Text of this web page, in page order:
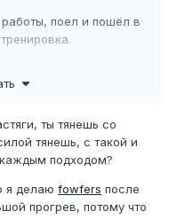
поел и пошёл в
нифига! Ждал…
нифига! Не дал мне
10 мин — 15мин!
ты тянешь со
тянешь, с такой и
подходом?
я делаю fowfers после
прогрев, потому что